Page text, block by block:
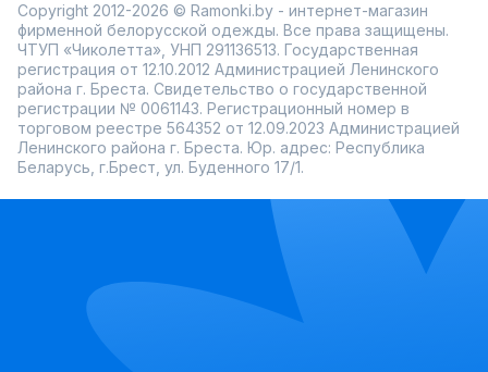
Copyright 2012-2026 © Ramonki.by - интернет-магазин
фирменной белорусской одежды. Все права защищены.
ЧТУП «Чиколетта», УНП 291136513. Государственная
регистрация от 12.10.2012 Администрацией Ленинского
района г. Бреста. Свидетельство о государственной
регистрации № 0061143. Регистрационный номер в
торговом реестре 564352 от 12.09.2023 Администрацией
Ленинского района г. Бреста. Юр. адрес: Республика
Беларусь, г.Брест, ул. Буденного 17/1.